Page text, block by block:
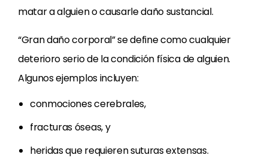
matar a alguien o causarle daño sustancial.
“Gran daño corporal” se define como cualquier
deterioro serio de la condición física de alguien.
Algunos ejemplos incluyen:
conmociones cerebrales,
fracturas óseas, y
heridas que requieren suturas extensas.